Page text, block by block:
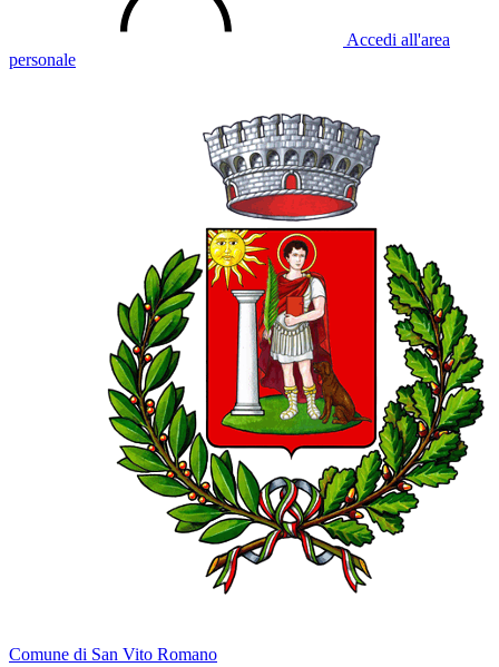
Accedi all'area
personale
Comune di San Vito Romano